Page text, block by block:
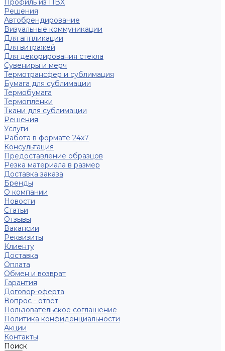
Профиль из ПВХ
Решения
Автобрендирование
Визуальные коммуникации
Для аппликации
Для витражей
Для декорирования стекла
Сувениры и мерч
Термотрансфер и сублимация
Бумага для сублимации
Термобумага
Термоплёнки
Ткани для сублимации
Решения
Услуги
Работа в формате 24х7
Консультация
Предоставление образцов
Резка материала в размер
Доставка заказа
Бренды
О компании
Новости
Статьи
Отзывы
Вакансии
Реквизиты
Клиенту
Доставка
Оплата
Обмен и возврат
Гарантия
Договор-оферта
Вопрос - ответ
Пользовательское соглашение
Политика конфиденциальности
Акции
Контакты
Поиск